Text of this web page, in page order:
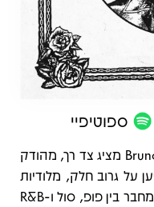
ספוטיפיי
תיאור
האלבום The Romantic של Bruno Mars מציג צד רך, מהודק
על גרוב חלק, מלודיות
עשירות והמון כריזמה. זהו אלבום שמחבר בין פופ, סול ו-R&B